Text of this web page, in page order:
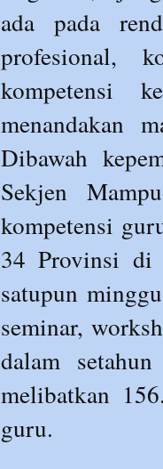
ada pada
profesional,
kompetensi
menandakan
Dibawah
Sekjen
kompetensi
34 Provinsi di
satupun
seminar,
dalam
melibatkan
guru.